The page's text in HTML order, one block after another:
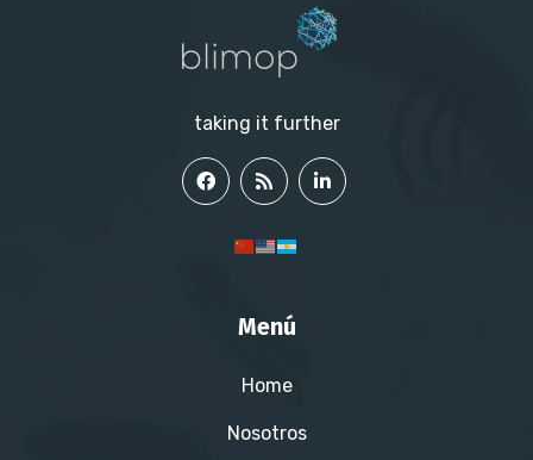
taking it further
Menú
Home
Nosotros